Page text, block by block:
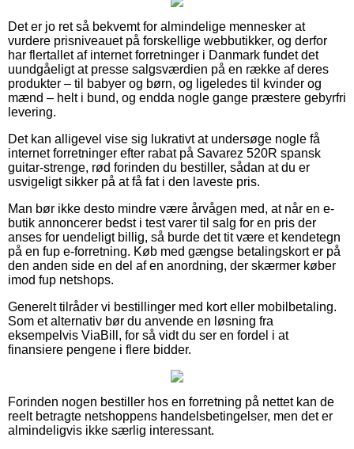
Det er jo ret så bekvemt for almindelige mennesker at
vurdere prisniveauet på forskellige webbutikker, og derfor
har flertallet af internet forretninger i Danmark fundet det
uundgåeligt at presse salgsværdien på en række af deres
produkter – til babyer og børn, og ligeledes til kvinder og
mænd – helt i bund, og endda nogle gange præstere gebyrfri
levering.
Det kan alligevel vise sig lukrativt at undersøge nogle få
internet forretninger efter rabat på Savarez 520R spansk
guitar-strenge, rød forinden du bestiller, sådan at du er
usvigeligt sikker på at få fat i den laveste pris.
Man bør ikke desto mindre være årvågen med, at når en e-
butik annoncerer bedst i test varer til salg for en pris der
anses for uendeligt billig, så burde det tit være et kendetegn
på en fup e-forretning. Køb med gængse betalingskort er på
den anden side en del af en anordning, der skærmer køber
imod fup netshops.
Generelt tilråder vi bestillinger med kort eller mobilbetaling.
Som et alternativ bør du anvende en løsning fra
eksempelvis ViaBill, for så vidt du ser en fordel i at
finansiere pengene i flere bidder.
Forinden nogen bestiller hos en forretning på nettet kan de
reelt betragte netshoppens handelsbetingelser, men det er
almindeligvis ikke særlig interessant.